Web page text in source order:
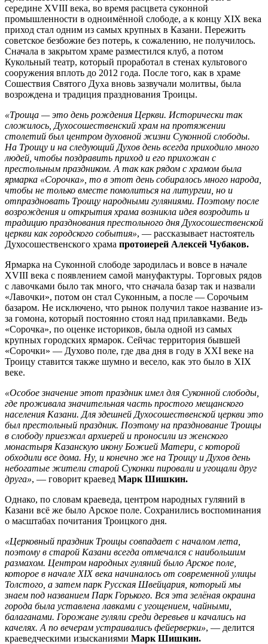
середине XVIII века, во время расцвета суконной
промышленности в одноимённой слободе, а к концу XIX века
приход стал одним из самых крупных в Казани. Пережить
советское безбожие без потерь, к сожалению, не получилось.
Сначала в закрытом храме разместился клуб, а потом
Кукольный театр, который проработал в стенах культового
сооружения вплоть до 2012 года. После того, как в храме
Сошествия Святого Духа вновь зазвучали молитвы, была
возрождена и традиция празднования Троицы.
«Троица — это день рождения Церкви. Исторически так
сложилось, Духосошественский храм на протяжении
столетий был центром духовной жизни Суконной слободы.
На Троицу и на следующий Духов день всегда приходило много
людей, чтобы поздравить приход и его прихожан с
престольным праздником. А так как рядом с храмом была
ярмарка «Сорочка», то в этот день собиралось много народа,
чтобы не только вместе помолиться на литургии, но и
отпраздновать Троицу народными гуляниями. Поэтому после
возрождения и открытия храма возникла идея возродить и
традицию празднования престольного дня Духосошественской
церкви как городского события», — рассказывает настоятель
Духосошественского храма протоиерей Алексей Чубаков.
Ярмарка на Суконной слободе зародилась и вовсе в начале
XVIII века с появлением самой мануфактуры. Торговых рядов
с лавочками было так много, что сначала базар так и назвали
«Лавочки», потом он стал Суконным, а после — Сорочьим
базаром. Не исключено, что рынок получил такое название из-
за гомона, который постоянно стоял над прилавками. Ведь
«Сорочка», по оценке историков, была одной из самых
крупных городских ярмарок. Сейчас территория бывшей
«Сорочки» — Духово поле, где два дня в году в XXI веке на
Троицу ставится также шумно и весело, как это было в XIX
веке.
«Особое значение этот праздник имел для Суконной слободы,
где проживала значительная часть простого мещанского
населения Казани. Для здешней Духосошественской церкви это
был престольный праздник. Поэтому на празднование Троицы
в слободу приезжал архиерей и проносили из женского
монастыря Казанскую икону Божией Матери, с которой
обходили все дома. Ну, и конечно же на Троицу и Духов день
небогатые жители старой Суконки пировали и угощали друг
друга», — говорит краевед Марк Шишкин.
Однако, по словам краеведа, центром народных гуляний в
Казани всё же было Арское поле. Сохранились воспоминания
о масштабах почитания Троицкого дня.
«Церковный праздник Троицы совпадает с началом лета,
поэтому в старой Казани всегда отмечался с наибольшим
размахом. Центром народных гуляний было Арское поле,
которое в начале XIX века начиналось от современной улицы
Толстого, а затем парк Русская Швейцария, который мы
знаем под названием Парк Горького. Вся эта зелёная окраина
города была уставлена лавками с угощением, чайными,
балаганами. Горожане гуляли среди деревьев и качались на
качелях. А по вечерам устраивались фейерверки», — делится
краеведческими изысканиями Марк Шишкин.